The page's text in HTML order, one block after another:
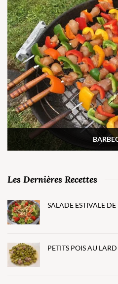
Les Dernières Recettes
SALADE ESTIVALE DE
PETITS POIS AU